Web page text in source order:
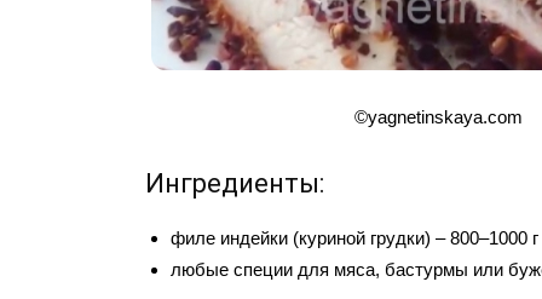
©yagnetinskaya.com
Ингредиенты:
филе индейки (куриной грудки) – 800–1000 г
любые специи для мяса, бастурмы или